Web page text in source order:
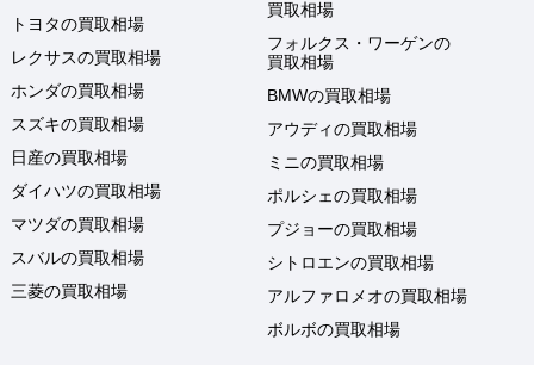
トヨタの買取相場
レクサスの買取相場
ホンダの買取相場
スズキの買取相場
日産の買取相場
ダイハツの買取相場
マツダの買取相場
スバルの買取相場
三菱の買取相場
買取相場
フォルクス・ワーゲンの
買取相場
BMWの買取相場
アウディの買取相場
ミニの買取相場
ポルシェの買取相場
プジョーの買取相場
シトロエンの買取相場
アルファロメオの買取相場
ボルボの買取相場